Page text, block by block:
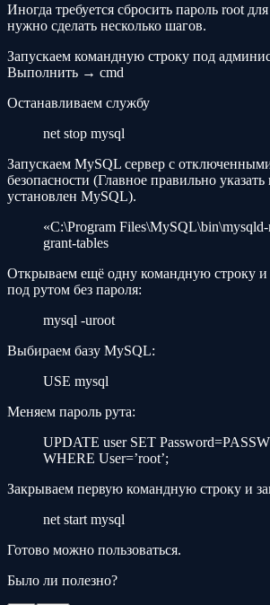
Иногда требуется сбросить пароль root
нужно сделать несколько шагов.
Запускаем командную строку под
Выполнить → cmd
Останавливаем службу
net stop mysql
Запускаем MySQL сервер с
безопасности (Главное правильно указать
установлен MySQL).
«C:\Program
grant-tables
Открываем ещё одну командную строку
под рутом без пароля:
mysql -uroot
Выбираем базу MySQL:
USE mysql
Меняем пароль рута:
UPDATE user SET
WHERE User=’root’;
Закрываем первую командную строку и
net start mysql
Готово можно пользоваться.
Было ли полезно?